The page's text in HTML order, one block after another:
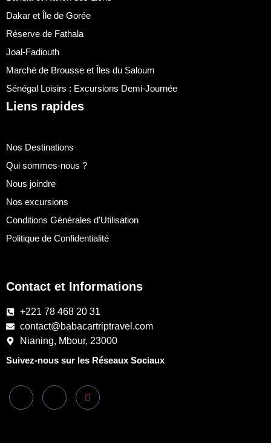
Dakar et Île de Gorée
Réserve de Fathala
Joal-Fadiouth
Marché de Brousse et Îles du Saloum
Sénégal Loisirs : Excursions Demi-Journée
Liens rapides
Nos Destinations
Qui sommes-nous ?
Nous joindre
Nos excursions
Conditions Générales d'Utilisation
Politique de Confidentialité
Contact et Informations
+221 78 468 20 31
contact@babacartriptravel.com
Nianing, Mbour, 23000
Suivez-nous sur les Réseaux Sociaux